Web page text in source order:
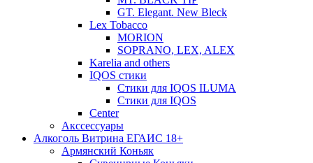
GT. Elegant. New Bleck
Lex Tobacco
MORION
SOPRANO, LEX, ALEX
Karelia and others
IQOS стики
Стики для IQOS ILUMA
Стики для IQOS
Сenter
Акссессуары
Алкоголь Витрина ЕГАИС 18+
Армянский Коньяк